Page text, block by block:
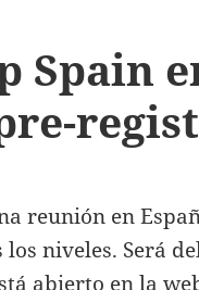
Spain
reunión en
niveles. Será
abierto en la